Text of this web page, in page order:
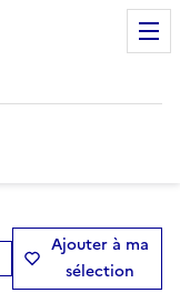
Ajouter à ma
sélection